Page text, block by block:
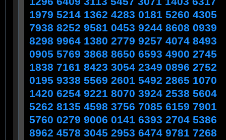
1979 5214 1362 4283 0181 5260 4305
7938 8252 9581 0453 9244 8608 0939
8298 9964 1380 2779 9257 4074 8493
0905 5769 3868 8650 6593 4900 2745
1838 7161 8423 3054 2349 0896 2752
0195 9338 5569 2601 5492 2865 1070
1420 6254 9221 8070 3924 2538 5604
5262 8135 4598 3756 7085 6159 7901
5760 0279 9006 0141 6393 2704 5386
8962 4578 3045 2953 6474 9781 7268